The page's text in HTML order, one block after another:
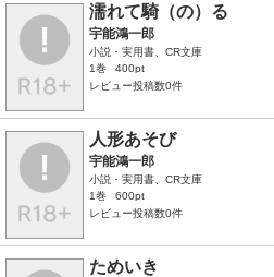
濡れて騎（の）る
宇能鴻一郎
小説・実用書、CR文庫
1巻
400pt
レビュー投稿数0件
人形あそび
宇能鴻一郎
小説・実用書、CR文庫
1巻
600pt
レビュー投稿数0件
ためいき